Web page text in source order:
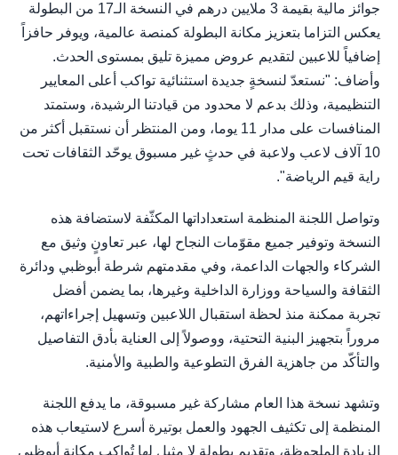
جوائز مالية بقيمة 3 ملايين درهم في النسخة الـ17 من البطولة
يعكس التزاما بتعزيز مكانة البطولة كمنصة عالمية، ويوفر حافزاً
إضافياً للاعبين لتقديم عروض مميزة تليق بمستوى الحدث.
وأضاف: "نستعدّ لنسخةٍ جديدة استثنائية تواكب أعلى المعايير
التنظيمية، وذلك بدعم لا محدود من قيادتنا الرشيدة، وستمتد
المنافسات على مدار 11 يوما، ومن المنتظر أن نستقبل أكثر من
10 آلاف لاعب ولاعبة في حدثٍ غير مسبوق يوحّد الثقافات تحت
راية قيم الرياضة".
وتواصل اللجنة المنظمة استعداداتها المكثّفة لاستضافة هذه
النسخة وتوفير جميع مقوّمات النجاح لها، عبر تعاونٍ وثيق مع
الشركاء والجهات الداعمة، وفي مقدمتهم شرطة أبوظبي ودائرة
الثقافة والسياحة ووزارة الداخلية وغيرها، بما يضمن أفضل
تجربة ممكنة منذ لحظة استقبال اللاعبين وتسهيل إجراءاتهم،
مروراً بتجهيز البنية التحتية، ووصولاً إلى العناية بأدق التفاصيل
والتأكّد من جاهزية الفرق التطوعية والطبية والأمنية.
وتشهد نسخة هذا العام مشاركة غير مسبوقة، ما يدفع اللجنة
المنظمة إلى تكثيف الجهود والعمل بوتيرة أسرع لاستيعاب هذه
الزيادة الملحوظة، وتقديم بطولة لا مثيل لها تُواكب مكانة أبوظبي